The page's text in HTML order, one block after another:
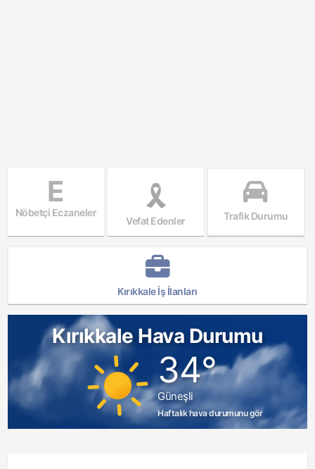
E
Nöbetçi Eczaneler
Vefat Edenler Trafik Durumu
Kırıkkale İş İlanları
Kırıkkale Hava Durumu
34°
Güneşli
Haftalık hava durumunu gör